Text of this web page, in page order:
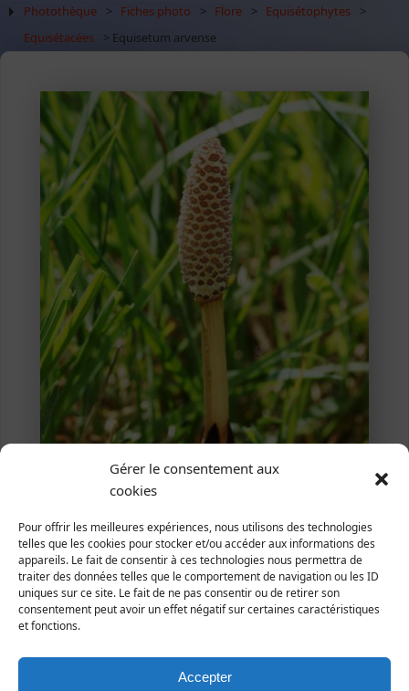
Gérer le consentement aux
cookies
Pour offrir les meilleures expériences, nous utilisons des technologies
telles que les cookies pour stocker et/ou accéder aux informations des
appareils. Le fait de consentir à ces technologies nous permettra de
traiter des données telles que le comportement de navigation ou les ID
uniques sur ce site. Le fait de ne pas consentir ou de retirer son
consentement peut avoir un effet négatif sur certaines caractéristiques
et fonctions.
Accepter
Photothèque > Fiches photo > Flore > Equisétophytes
>
Equisétacées
> Equisetum arvense
Gavray, 18 avril 2010 (photo Jean-François Gérault)
Equisetum arvenseL. 1753
Prêle des champs
Plantae ­| Embryophytes | Equisetophyta|